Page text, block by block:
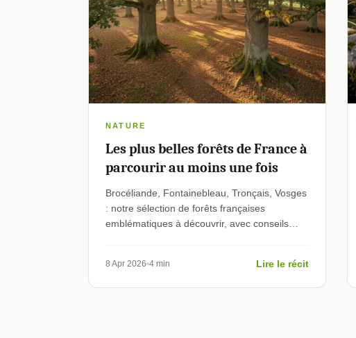
NATURE
Les plus belles forêts de France à
parcourir au moins une fois
Brocéliande, Fontainebleau, Tronçais, Vosges
: notre sélection de forêts françaises
emblématiques à découvrir, avec conseils
8 Apr 2026 4 min Lire le récit